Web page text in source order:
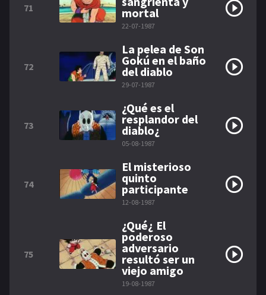
71 mortal
22-07-1987
72
La pelea de Son
Gokú en el baño
del diablo
29-07-1987
73
¿Qué es el
resplandor del
diablo¿
05-08-1987
74
El misterioso
quinto
participante
12-08-1987
75
¿Qué¿ El
poderoso
adversario
resultó ser un
viejo amigo
19-08-1987